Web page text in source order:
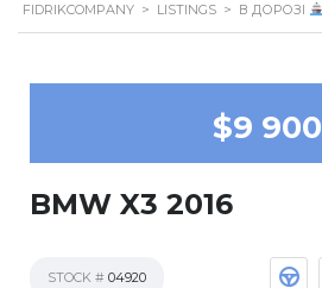
FIDRIKCOMPANY > LISTINGS > В ДОРОЗІ
$9 900
BMW X3 2016
STOCK # 04920